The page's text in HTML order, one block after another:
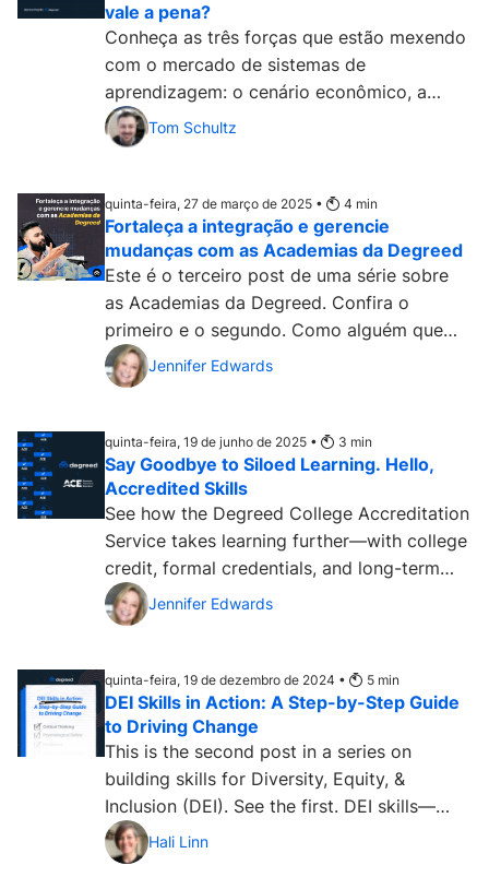
vale a pena?
Conheça as três forças que estão mexendo
com o mercado de sistemas de
aprendizagem: o cenário econômico, a
inteligência artificial e as habilidades....
Tom Schultz
quinta-feira, 27 de março de 2025 • 4 min
Fortaleça a integração e gerencie
mudanças com as Academias da Degreed
Este é o terceiro post de uma série sobre
as Academias da Degreed. Confira o
primeiro e o segundo. Como alguém que
acabou de ser contratado...
Jennifer Edwards
quinta-feira, 19 de junho de 2025 • 3 min
Say Goodbye to Siloed Learning. Hello,
Accredited Skills
See how the Degreed College Accreditation
Service takes learning further—with college
credit, formal credentials, and long-term
value. ...Jennifer Edwards
quinta-feira, 19 de dezembro de 2024 • 5 min
DEI Skills in Action: A Step-by-Step Guide
to Driving Change
This is the second post in a series on
building skills for Diversity, Equity, &
Inclusion (DEI). See the first. DEI skills—
such as...Hali Linn